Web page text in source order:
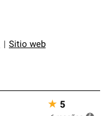
Sitio web
★ 5